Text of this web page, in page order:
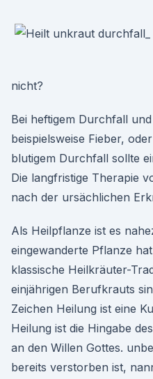
nicht?
Bei heftigem Durchfall
beispielsweise Fieber,
blutigem Durchfall sollte
Die langfristige Therapie
nach der ursächlichen
Als Heilpflanze ist es
eingewanderte Pflanze
klassische Heilkräuter-
einjährigen Berufkrauts
Zeichen Heilung ist eine
Heilung ist die Hingabe
an den Willen Gottes.
bereits verstorben ist,